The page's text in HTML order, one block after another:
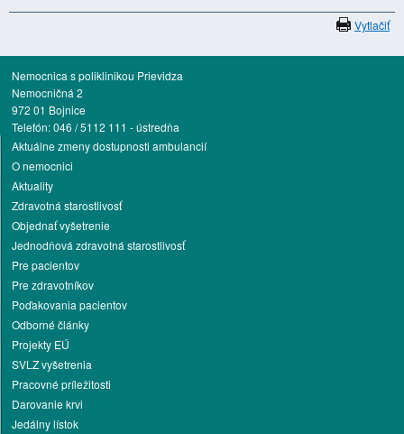
Vytlačiť
Nemocnica s poliklinikou Prievidza
Nemocničná 2
972 01 Bojnice
Telefón: 046 / 5112 111 - ústredňa
Aktuálne zmeny dostupnosti ambulancií
O nemocnici
Aktuality
Zdravotná starostlivosť
Objednať vyšetrenie
Jednodňová zdravotná starostlivosť
Pre pacientov
Pre zdravotníkov
Poďakovania pacientov
Odborné články
Projekty EÚ
SVLZ vyšetrenia
Pracovné príležitosti
Darovanie krvi
Jedálny lístok